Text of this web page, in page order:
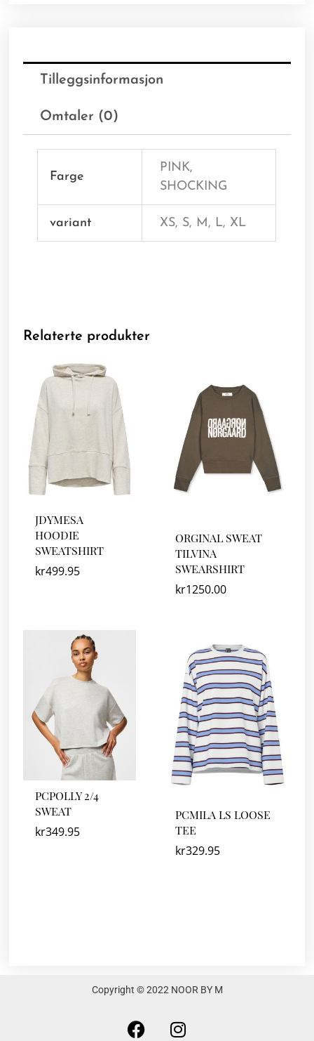
Tilleggsinformasjon
Omtaler (0)
Farge
PINK,
SHOCKING
variant XS, S, M, L, XL
Relaterte produkter
JDYMESA
HOODIE
SWEATSHIRT
kr499.95
ORGINAL SWEAT
TILVINA
SWEARSHIRT
kr1250.00
PCPOLLY 2/4
SWEAT
kr349.95
PCMILA LS LOOSE
TEE
kr329.95
Copyright © 2022 NOOR BY M
F
I